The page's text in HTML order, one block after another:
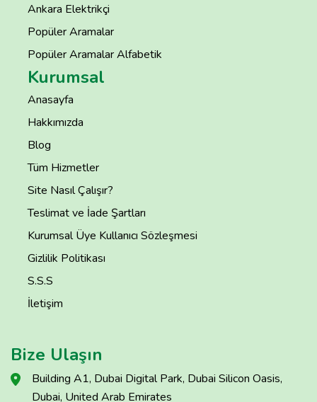
Ankara Elektrikçi
Popüler Aramalar
Popüler Aramalar Alfabetik
Kurumsal
Anasayfa
Hakkımızda
Blog
Tüm Hizmetler
Site Nasıl Çalışır?
Teslimat ve İade Şartları
Kurumsal Üye Kullanıcı Sözleşmesi
Gizlilik Politikası
S.S.S
İletişim
Bize Ulaşın
Building A1, Dubai Digital Park, Dubai Silicon Oasis,
Dubai, United Arab Emirates